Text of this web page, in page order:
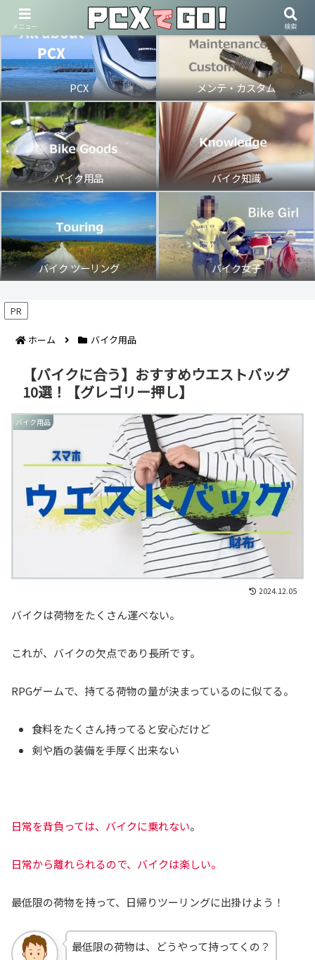
PCX メンテ・カスタム
バイク用品 バイク知識
バイク ツーリング バイク女子
PR
ホーム バイク用品
【バイクに合う】おすすめウエストバッグ
10選！【グレゴリー押し】
バイク用品
2024.12.05
バイクは荷物をたくさん運べない。
これが、バイクの欠点であり長所です。
RPGゲームで、持てる荷物の量が決まっているのに似てる。
食料をたくさん持ってると安心だけど
剣や盾の装備を手厚く出来ない
日常を背負っては、バイクに乗れない。
日常から離れられるので、バイクは楽しい。
最低限の荷物を持って、日帰りツーリングに出掛けよう！
最低限の荷物は、どうやって持ってくの？
メニュー 検索